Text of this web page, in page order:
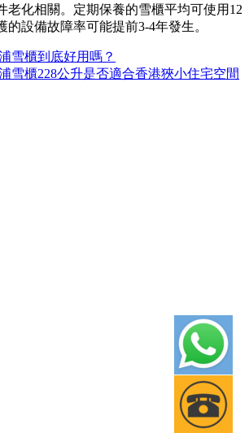
老化相關。定期保養的雪櫃平均可使用12
的設備故障率可能提前3-4年發生。
雪櫃到底好用嗎？
雪櫃228公升是否適合香港狹小住宅空間